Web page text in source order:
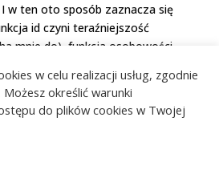
w ten oto sposób zaznacza się
id czyni teraźniejszość
mnie do), funkcja osobowości
przeszłością, i
przystosowaniu. Model pracy z
w tej optyce bazuje właśnie
teorii Self i jej funkcjonowania.
w celu realizacji usług, zgodnie
określić warunki
do plików cookies w Twojej